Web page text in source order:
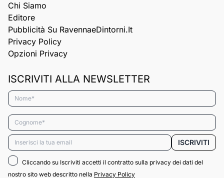
Chi Siamo
Editore
Pubblicità Su RavennaeDintorni.it
Privacy Policy
Opzioni Privacy
ISCRIVITI ALLA NEWSLETTER
Nome*
Cognome*
Email* ISCRIVITI
Cliccando su Iscriviti accetti il contratto sulla privacy dei dati del
nostro sito web descritto nella Privacy Policy